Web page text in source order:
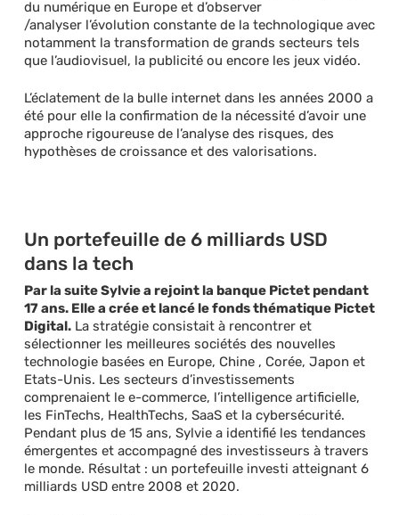
du numérique en Europe et d’observer
/analyser l’évolution constante de la technologique avec
notamment la transformation de grands secteurs tels
que l’audiovisuel, la publicité ou encore les jeux vidéo.
L’éclatement de la bulle internet dans les années 2000 a
été pour elle la confirmation de la nécessité d’avoir une
approche rigoureuse de l’analyse des risques, des
hypothèses de croissance et des valorisations.
Un portefeuille de 6 milliards USD
dans la tech
Par la suite Sylvie a rejoint la banque Pictet pendant
17 ans. Elle a crée et lancé le fonds thématique Pictet
Digital.La stratégie consistait à rencontrer et
sélectionner les meilleures sociétés des nouvelles
technologie basées en Europe, Chine , Corée, Japon et
Etats-Unis. Les secteurs d’investissements
comprenaient le e-commerce, l’intelligence artificielle,
les FinTechs, HealthTechs, SaaS et la cybersécurité.
Pendant plus de 15 ans, Sylvie a identifié les tendances
émergentes et accompagné des investisseurs à travers
le monde. Résultat : un portefeuille investi atteignant 6
milliards USD entre 2008 et 2020.